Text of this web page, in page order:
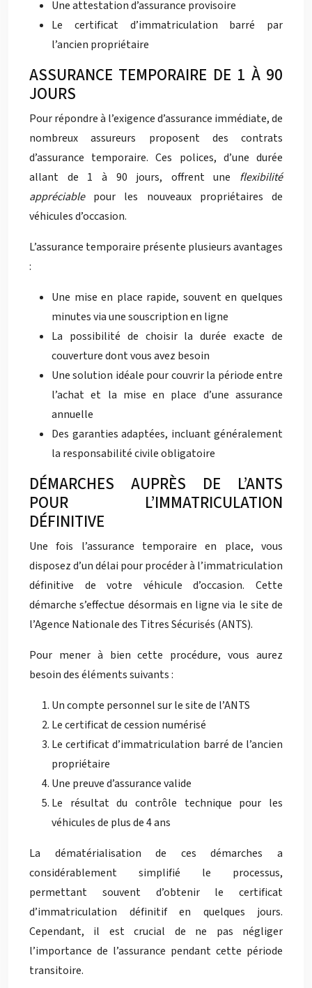
Une attestation d’assurance provisoire
Le certificat d’immatriculation barré par
l’ancien propriétaire
ASSURANCE TEMPORAIRE DE 1 À 90
JOURS
Pour répondre à l’exigence d’assurance immédiate, de
nombreux assureurs proposent des contrats
d’assurance temporaire. Ces polices, d’une durée
allant de 1 à 90 jours, offrent une flexibilité
appréciable pour les nouveaux propriétaires de
véhicules d’occasion.
L’assurance temporaire présente plusieurs avantages
:
Une mise en place rapide, souvent en quelques
minutes via une souscription en ligne
La possibilité de choisir la durée exacte de
couverture dont vous avez besoin
Une solution idéale pour couvrir la période entre
l’achat et la mise en place d’une assurance
annuelle
Des garanties adaptées, incluant généralement
la responsabilité civile obligatoire
DÉMARCHES AUPRÈS DE L’ANTS
POUR L’IMMATRICULATION
DÉFINITIVE
Une fois l’assurance temporaire en place, vous
disposez d’un délai pour procéder à l’immatriculation
définitive de votre véhicule d’occasion. Cette
démarche s’effectue désormais en ligne via le site de
l’Agence Nationale des Titres Sécurisés (ANTS).
Pour mener à bien cette procédure, vous aurez
besoin des éléments suivants :
Un compte personnel sur le site de l’ANTS
Le certificat de cession numérisé
Le certificat d’immatriculation barré de l’ancien
propriétaire
Une preuve d’assurance valide
Le résultat du contrôle technique pour les
véhicules de plus de 4 ans
La dématérialisation de ces démarches a
considérablement simplifié le processus,
permettant souvent d’obtenir le certificat
d’immatriculation définitif en quelques jours.
Cependant, il est crucial de ne pas négliger
l’importance de l’assurance pendant cette période
transitoire.